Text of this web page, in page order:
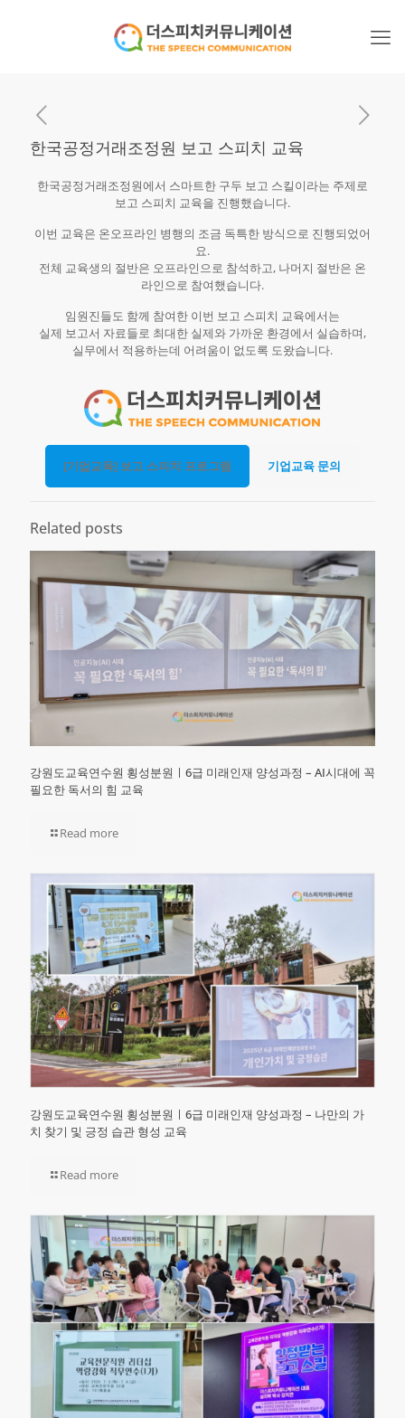
한국공정거래조정원 보고 스피치 교육
한국공정거래조정원에서 스마트한 구두 보고 스킬이라는 주제로
보고 스피치 교육을 진행했습니다.
이번 교육은 온오프라인 병행의 조금 독특한 방식으로 진행되었어
요.
전체 교육생의 절반은 오프라인으로 참석하고, 나머지 절반은 온
라인으로 참여했습니다.
임원진들도 함께 참여한 이번 보고 스피치 교육에서는
실제 보고서 자료들로 최대한 실제와 가까운 환경에서 실습하며,
실무에서 적용하는데 어려움이 없도록 도왔습니다.
[기업교육] 보고 스피치 프로그램 기업교육 문의
Related posts
강원도교육연수원 횡성분원ㅣ6급 미래인재 양성과정 – AI시대에 꼭
필요한 독서의 힘 교육
Read more
강원도교육연수원 횡성분원ㅣ6급 미래인재 양성과정 – 나만의 가
치 찾기 및 긍정 습관 형성 교육
Read more